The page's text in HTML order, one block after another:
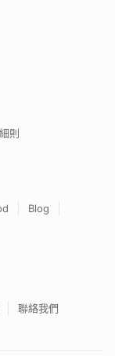
則
Blog
聯絡我們